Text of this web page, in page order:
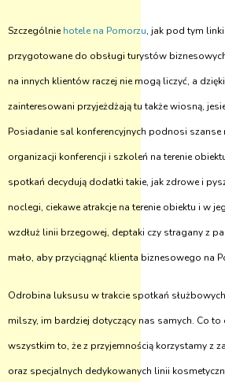
Szczególniehotele na Pomorzu, jak pod tym
przygotowane do obsługi turystów
na innych klientów raczej nie mogą liczyć, a
zainteresowani przyjeżdżają tu także wiosną,
Posiadanie sal konferencyjnych podnosi szanse
organizacji konferencji i szkoleń na terenie
spotkań decydują dodatki takie, jak zdrowe i
noclegi, ciekawe atrakcje na terenie obiektu i w
wzdłuż linii brzegowej, deptaki czy stragany z
mało, aby przyciągnąć klienta biznesowego na
Odrobina luksusu w trakcie spotkań
milszy, im bardziej dotyczący nas samych. Co to
wszystkim to, że z przyjemnością korzystamy z
oraz specjalnych dedykowanych linii